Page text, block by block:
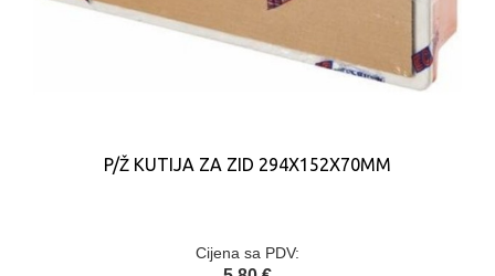
P/Ž KUTIJA ZA ZID 294X152X70MM
Cijena sa PDV: